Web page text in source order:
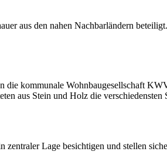
aus den nahen Nachbarländern beteiligt.
die kommunale Wohnbaugesellschaft
aus Stein und Holz die
zentraler Lage besichtigen und stellen